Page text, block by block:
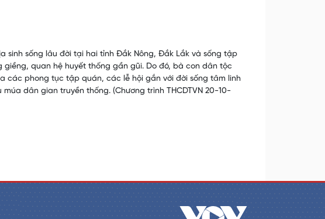
sinh sống lâu đời tại hai tỉnh Đắk Nông, Đắk Lắk và sống tập
quan hệ huyết thống gần gũi. Do đó, bà con dân tộc
các phong tục tập quán, các lễ hội gắn với đời sống tâm linh
dân gian truyền thống. (Chương trình THCDTVN 20-10-